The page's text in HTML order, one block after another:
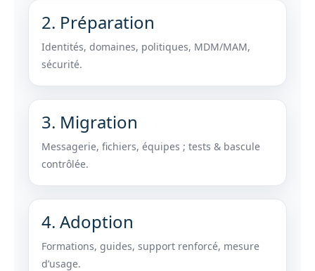
2. Préparation
Identités, domaines, politiques, MDM/MAM,
sécurité.
3. Migration
Messagerie, fichiers, équipes ; tests & bascule
contrôlée.
4. Adoption
Formations, guides, support renforcé, mesure
d’usage.